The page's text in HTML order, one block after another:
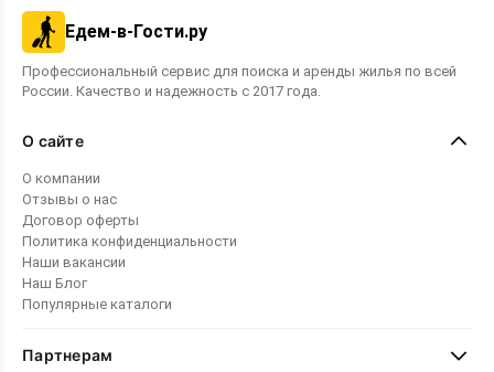
Едем-в-Гости.ру
Профессиональный сервис для поиска и аренды жилья по всей
России. Качество и надежность с 2017 года.
О сайте
О компании
Отзывы о нас
Договор оферты
Политика конфиденциальности
Наши вакансии
Наш Блог
Популярные каталоги
Партнерам